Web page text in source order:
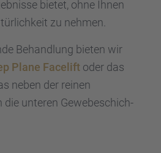
bietet, ohne Ihnen
zu nehmen.
Behand­lung bieten wir
Plane Faceliftoder das
neben der reinen
unteren Gewebe­schich­